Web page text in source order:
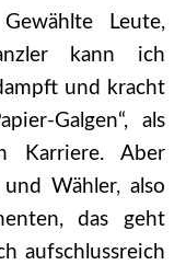
Leute,
kann ich
und kracht
Galgen“, als
Karriere. Aber
Wähler, also
das geht
aufschlussreich